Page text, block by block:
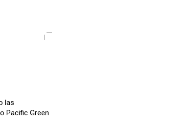
las
Pacific Green